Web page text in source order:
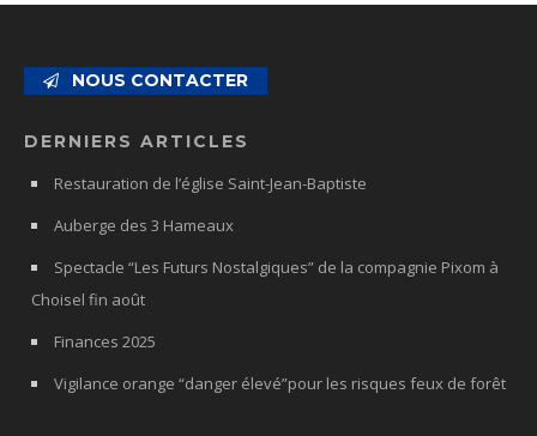
NOUS CONTACTER
DERNIERS ARTICLES
Restauration de l’église Saint-Jean-Baptiste
Auberge des 3 Hameaux
Spectacle “Les Futurs Nostalgiques” de la compagnie Pixom à
Choisel fin août
Finances 2025
Vigilance orange “danger élevé”pour les risques feux de forêt